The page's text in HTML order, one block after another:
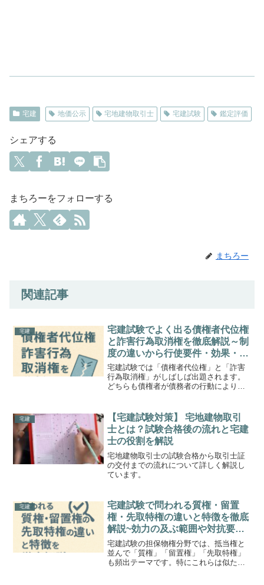
宅建 地価公示 宅地建物取引士 宅建試験 鑑定評価
シェアする
まちろーをフォローする
まちろー
関連記事
宅建
宅建試験でよく出る債権者代位権
と詐害行為取消権を徹底解説～制
度の違いから行使要件・効果・行
使方法まで例題付きで完全理解～
宅建試験では「債権者代位権」と「詐害
行為取消権」がしばしば出題されます。
どちらも債権者が債務者の行動により損
大きな違いがあります。本記事では、両
制度のポイントを比較しな...
宅建
【宅建試験対策】 宅地建物取引
士とは？試験合格後の流れと宅建
士の役割を解説
宅地建物取引士の試験合格から取引士証
の交付までの流れについて詳しく解説し
ています。
宅建
宅建試験で問われる質権・留置
権・先取特権の違いと特徴を徹底
解説~効力の及ぶ範囲や対抗要
件・優先順位まで例題付きで完全
マスター~
宅建試験の担保物権分野では、抵当権と
並んで「質権」「留置権」「先取特権」
も頻出テーマです。特にこれらは似たよ